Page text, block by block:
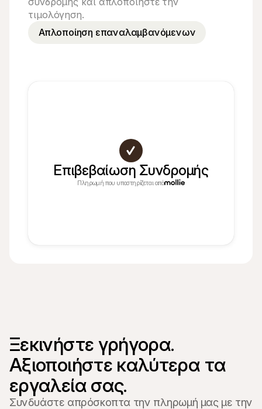
τιμολόγηση.
Απλοποίηση επαναλαμβανόμενων
Επιβεβαίωση Συνδρομής
Πληρωμή που υποστηρίζεται από
Ξεκινήστε γρήγορα.
Αξιοποιήστε καλύτερα τα
εργαλεία σας.
Συνδυάστε απρόσκοπτα την πληρωμή μας με την